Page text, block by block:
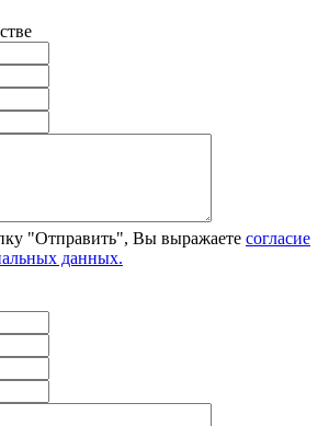
"Отправить", Вы выражаете согласие
данных.